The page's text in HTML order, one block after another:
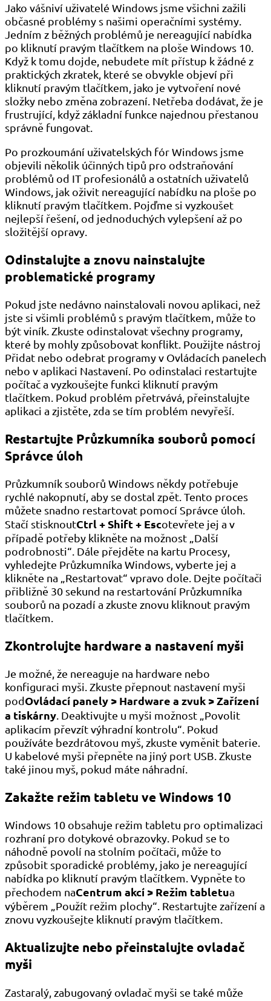
Jako vášniví uživatelé Windows jsme všichni zažili
občasné problémy s našimi operačními systémy.
Jedním z běžných problémů je nereagující nabídka
po kliknutí pravým tlačítkem na ploše Windows 10.
Když k tomu dojde, nebudete mít přístup k žádné z
praktických zkratek, které se obvykle objeví při
kliknutí pravým tlačítkem, jako je vytvoření nové
složky nebo změna zobrazení. Netřeba dodávat, že je
frustrující, když základní funkce najednou přestanou
správně fungovat.
Po prozkoumání uživatelských fór Windows jsme
objevili několik účinných tipů pro odstraňování
problémů od IT profesionálů a ostatních uživatelů
Windows, jak oživit nereagující nabídku na ploše po
kliknutí pravým tlačítkem. Pojďme si vyzkoušet
nejlepší řešení, od jednoduchých vylepšení až po
složitější opravy.
Odinstalujte a znovu nainstalujte
problematické programy
Pokud jste nedávno nainstalovali novou aplikaci, než
jste si všimli problémů s pravým tlačítkem, může to
být viník. Zkuste odinstalovat všechny programy,
které by mohly způsobovat konflikt. Použijte nástroj
Přidat nebo odebrat programy v Ovládacích panelech
nebo v aplikaci Nastavení. Po odinstalaci restartujte
počítač a vyzkoušejte funkci kliknutí pravým
tlačítkem. Pokud problém přetrvává, přeinstalujte
aplikaci a zjistěte, zda se tím problém nevyřeší.
Restartujte Průzkumníka souborů pomocí
Správce úloh
Průzkumník souborů Windows někdy potřebuje
rychlé nakopnutí, aby se dostal zpět. Tento proces
můžete snadno restartovat pomocí Správce úloh.
Stačí stisknoutCtrl + Shift + Escotevřete jej a v
případě potřeby klikněte na možnost „Další
podrobnosti“. Dále přejděte na kartu Procesy,
vyhledejte Průzkumníka Windows, vyberte jej a
klikněte na „Restartovat“ vpravo dole. Dejte počítači
přibližně 30 sekund na restartování Průzkumníka
souborů na pozadí a zkuste znovu kliknout pravým
tlačítkem.
Zkontrolujte hardware a nastavení myši
Je možné, že nereaguje na hardware nebo
konfiguraci myši. Zkuste přepnout nastavení myši
podOvládací panely > Hardware a zvuk > Zařízení
a tiskárny. Deaktivujte u myši možnost „Povolit
aplikacím převzít výhradní kontrolu“. Pokud
používáte bezdrátovou myš, zkuste vyměnit baterie.
U kabelové myši přepněte na jiný port USB. Zkuste
také jinou myš, pokud máte náhradní.
Zakažte režim tabletu ve Windows 10
Windows 10 obsahuje režim tabletu pro optimalizaci
rozhraní pro dotykové obrazovky. Pokud se to
náhodně povolí na stolním počítači, může to
způsobit sporadické problémy, jako je nereagující
nabídka po kliknutí pravým tlačítkem. Vypněte to
přechodem naCentrum akcí > Režim tabletua
výběrem „Použít režim plochy“. Restartujte zařízení a
znovu vyzkoušejte kliknutí pravým tlačítkem.
Aktualizujte nebo přeinstalujte ovladač
myši
Zastaralý, zabugovaný ovladač myši se také může